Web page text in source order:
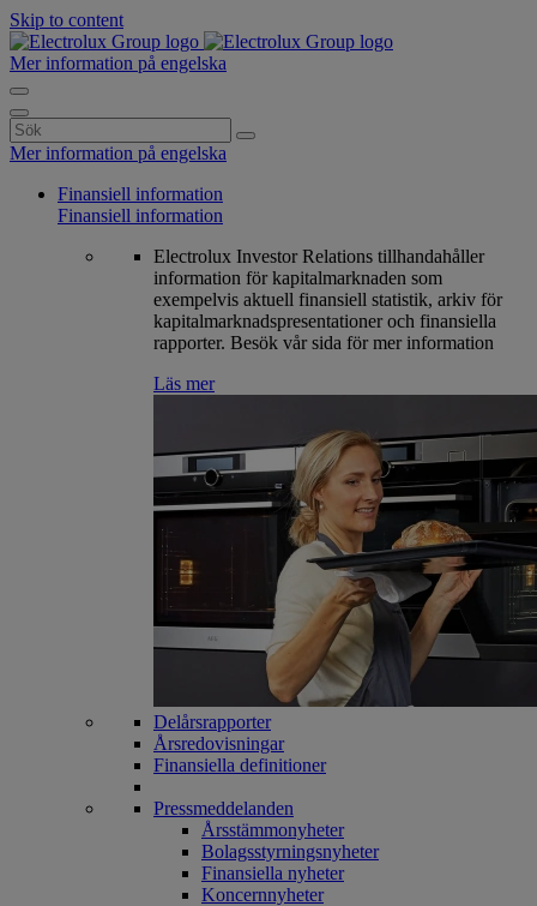
Skip to content
Mer information på engelska
Search
for:
Mer information på engelska
Finansiell information
Finansiell information
Electrolux Investor Relations tillhandahåller
information för kapitalmarknaden som
exempelvis aktuell finansiell statistik, arkiv för
kapitalmarknadspresentationer och finansiella
rapporter. Besök vår sida för mer information
Läs mer
Delårsrapporter
Årsredovisningar
Finansiella definitioner
Pressmeddelanden
Årsstämmonyheter
Bolagsstyrningsnyheter
Finansiella nyheter
Koncernnyheter